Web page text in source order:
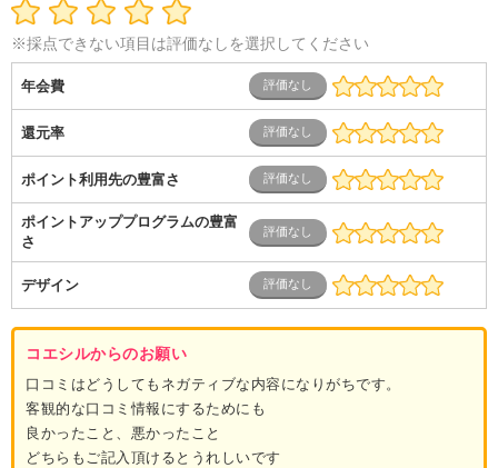
※採点できない項目は評価なしを選択してください
年会費
還元率
ポイント利用先の豊富さ
ポイントアッププログラムの豊富
さ
デザイン
コエシルからのお願い
口コミはどうしてもネガティブな内容になりがちです。
客観的な口コミ情報にするためにも
良かったこと、悪かったこと
どちらもご記入頂けるとうれしいです